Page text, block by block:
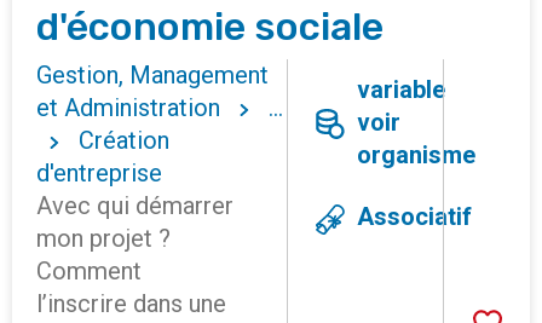
d'économie sociale
Gestion, Management
et Administration
...
Création
d'entreprise
Avec qui démarrer
mon projet ?
Comment
l’inscrire dans une
variable
voir
organisme
Associatif